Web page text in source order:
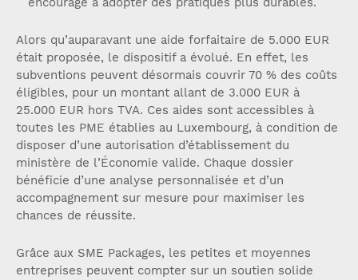
Alors qu’auparavant une aide forfaitaire de 5.000 EUR
était proposée, le dispositif a évolué. En effet, les
subventions peuvent désormais couvrir 70 % des coûts
éligibles, pour un montant allant de 3.000 EUR à
25.000 EUR hors TVA. Ces aides sont accessibles à
toutes les PME établies au Luxembourg, à condition de
disposer d’une autorisation d’établissement du
ministère de l’Économie valide. Chaque dossier
bénéficie d’une analyse personnalisée et d’un
accompagnement sur mesure pour maximiser les
chances de réussite.
Grâce aux SME Packages, les petites et moyennes
entreprises peuvent compter sur un soutien solide